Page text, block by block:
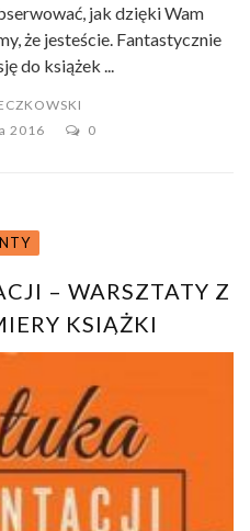
jak dzięki Wam
że jesteście. Fantastycznie
do książek ...
2016
0
– WARSZTATY Z
KSIĄŻKI